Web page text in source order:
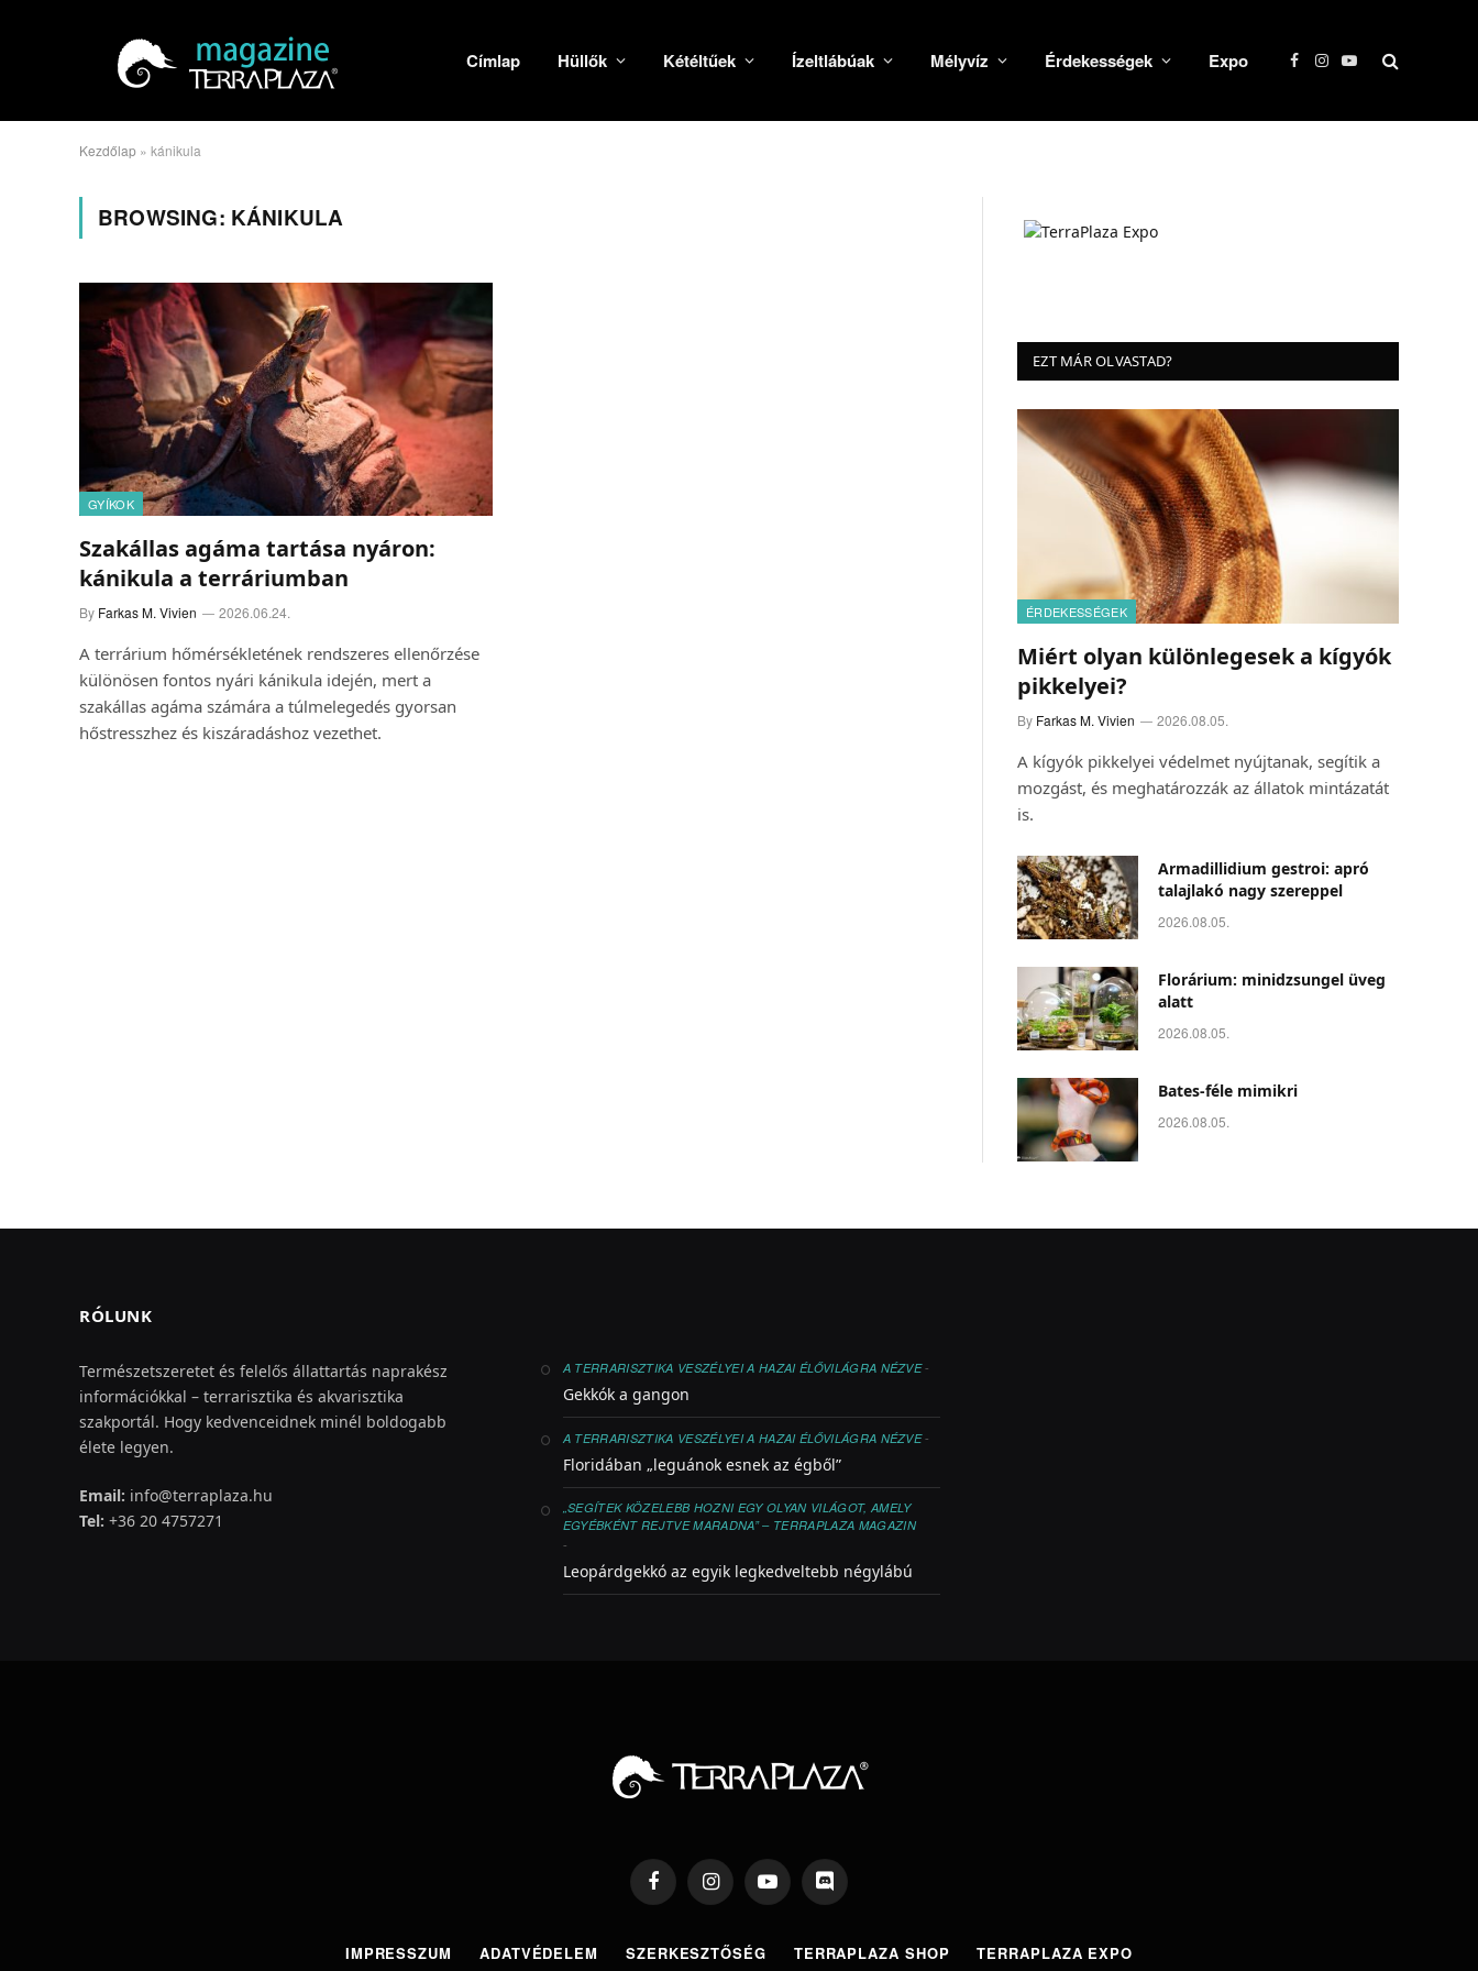
Címlap Hüllők Kétéltűek Ízeltlábúak Mélyvíz Érdekességek Expo Facebook
Instagram
YouTube
Kezdőlap » kánikula
BROWSING: KÁNIKULA
GYÍKOK
Szakállas agáma tartása nyáron:
kánikula a terráriumban
By Farkas M. Vivien 2026.06.24.
A terrárium hőmérsékletének rendszeres ellenőrzése
különösen fontos nyári kánikula idején, mert a
szakállas agáma számára a túlmelegedés gyorsan
hőstresszhez és kiszáradáshoz vezethet.
EZT MÁR OLVASTAD?
ÉRDEKESSÉGEK
Miért olyan különlegesek a kígyók
pikkelyei?
By Farkas M. Vivien 2026.08.05.
A kígyók pikkelyei védelmet nyújtanak, segítik a
mozgást, és meghatározzák az állatok mintázatát
is.
Armadillidium gestroi: apró
talajlakó nagy szereppel
2026.08.05.
Florárium: minidzsungel üveg
alatt
2026.08.05.
Bates-féle mimikri
2026.08.05.
RÓLUNK
Természetszeretet és felelős állattartás naprakész
információkkal – terrarisztika és akvarisztika
szakportál. Hogy kedvenceidnek minél boldogabb
élete legyen.
Email: info@terraplaza.hu
Tel: +36 20 4757271
A TERRARISZTIKA VESZÉLYEI A HAZAI ÉLŐVILÁGRA NÉZVE-
Gekkók a gangon
A TERRARISZTIKA VESZÉLYEI A HAZAI ÉLŐVILÁGRA NÉZVE-
Floridában „leguánok esnek az égből”
„SEGÍTEK KÖZELEBB HOZNI EGY OLYAN VILÁGOT, AMELY
EGYÉBKÉNT REJTVE MARADNA” – TERRAPLAZA MAGAZIN
-
Leopárdgekkó az egyik legkedveltebb négylábú
FacebookInstagramYouTubeDiscord
IMPRESSZUM ADATVÉDELEM SZERKESZTŐSÉG TERRAPLAZA SHOP TERRAPLAZA EXPO